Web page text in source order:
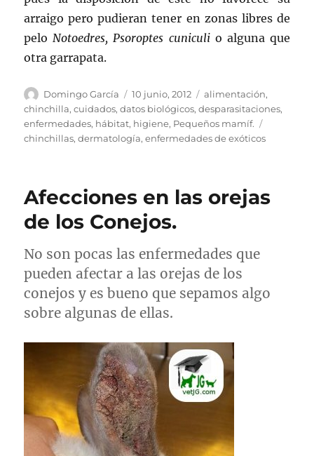
arraigo pero pudieran tener en zonas libres de
pelo Notoedres, Psoroptes cuniculio alguna que
otra garrapata.
Autor
Domingo García
Publicado
el
10 junio, 2012 Categorías
alimentación,
chinchilla,cuidados,datos biológicos,desparasitaciones,
enfermedades, hábitat, higiene, Pequeños mamíf.
chinchillas,dermatología,enfermedades de exóticos
Afecciones en las orejas
de los Conejos.
No son pocas las enfermedades que
pueden afectar a las orejas de los
conejos y es bueno que sepamos algo
sobre algunas de ellas.